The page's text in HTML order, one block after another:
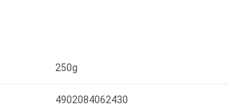
250g
4902084062430